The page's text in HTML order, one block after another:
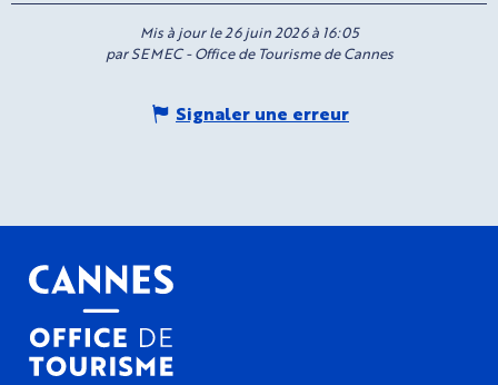
Mis à jour le 26 juin 2026 à 16:05
par SEMEC - Office de Tourisme de Cannes
Signaler une erreur